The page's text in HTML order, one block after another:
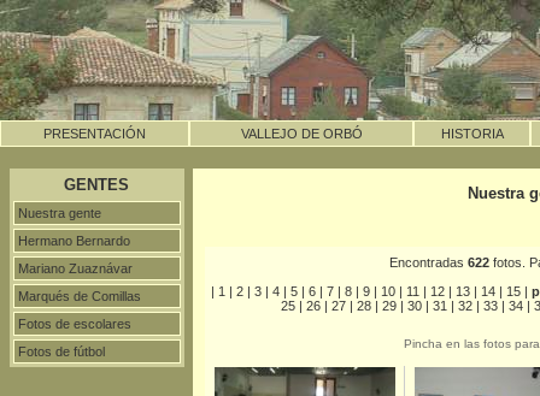
PRESENTACIÓN VALLEJO DE ORBÓ HISTORIA
GENTES
Nuestra gente
Hermano Bernardo
Mariano Zuaznávar
Marqués de Comillas
Fotos de escolares
Fotos de fútbol
Nuestra
Encontradas 622 fotos.
| 1 | 2| 3| 4| 5| 6| 7| 8| 9| 10| 11 | 12| 13| 14| 15|
25| 26| 27| 28| 29| 30| 31 | 32| 33| 34|
Pincha en las fotos